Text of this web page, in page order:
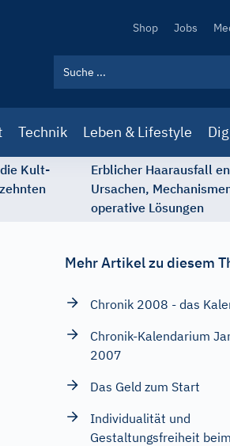
Secondary
Shop Jobs
Technik Leben & Lifestyle
Kult-
Erblicher Haarausfall
Ursachen,
operative Lösungen
Mehr Artikel zu diesem
Chronik 2008 - das
Chronik-Kalendarium
2007
Das Geld zum Start
Individualität und
Gestaltungsfreiheit beim